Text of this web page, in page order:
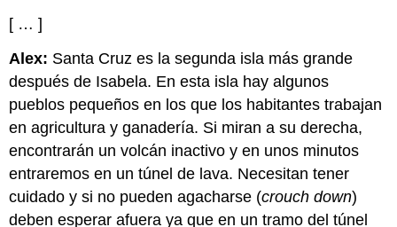
[ … ]
Alex: Santa Cruz es la segunda isla más grande
después de Isabela. En esta isla hay algunos
pueblos pequeños en los que los habitantes trabajan
en agricultura y ganadería. Si miran a su derecha,
encontrarán un volcán inactivo y en unos minutos
entraremos en un túnel de lava. Necesitan tener
cuidado y si no pueden agacharse (crouch down)
deben esperar afuera ya que en un tramo del túnel